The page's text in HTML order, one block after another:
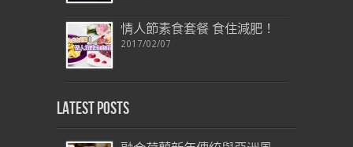
情人節素食套餐 食住減肥！
2017/02/07
Latest Posts